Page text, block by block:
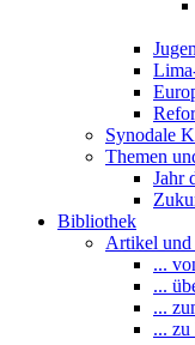
Synodale
Themen
Jahr
Bibliothek
Artikel und
...
...
...
...